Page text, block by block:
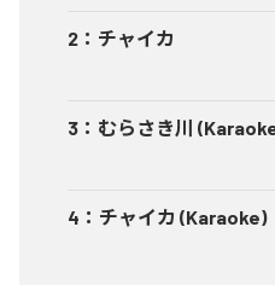
2 ： チャイカ
3 ： むらさき川
4 ： チャイカ (Karaoke)